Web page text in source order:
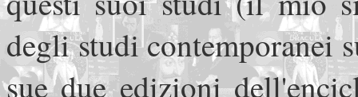
degli studi contemporanei
sue due edizioni